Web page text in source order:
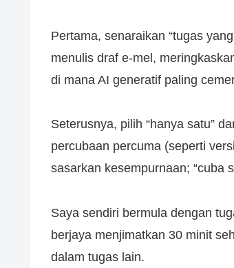
Pertama, senaraikan “tugas
menulis draf e-mel,
di mana AI generatif paling
Seterusnya, pilih “hanya satu”
percubaan percuma (seperti
sasarkan kesempurnaan; “cuba
Saya sendiri bermula dengan
berjaya menjimatkan 30 minit
dalam tugas lain.